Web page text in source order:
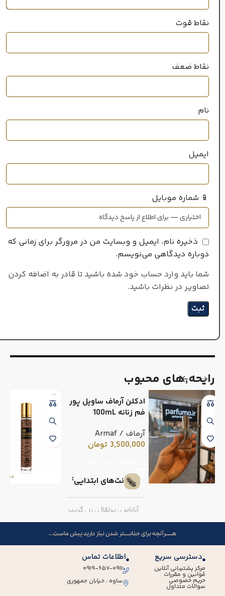
خانواده رایحه
نقاط قوت
نقاط ضعف
نام
ایمیل
📱 شماره موبایل
ذخیره نام، ایمیل و وبسایت من در مرورگر برای زمانی که
دوباره دیدگاهی می‌نویسم.
شما باید وارد حساب خود شده باشید تا قادر به اضافه کردن
تصاویر در نظرات باشید.
رایحه٬های محبوب
ادکلن آرماف ساویل پور
فم زنانه 100mL
آرماف / Armaf
3,500,000 تومان
نت‌های ابتدایی
آناناس , پرتقال , رز , گریپ
فروت
فلفل صورتی,میوه گل
ساعت
هــــــرآنچه برای جذابـــــتر شدن نیاز دارید پیش ماست...
دسترسی سریع
مرکز پشتیبانی آنلاین
قوانین و مقررات
حریم خصوصی
سوالات متداول
اطلاعات تماس
۰۹۱۹-۶۵۷-۰۹۱۱
ساوه ، خیابان جمهوری